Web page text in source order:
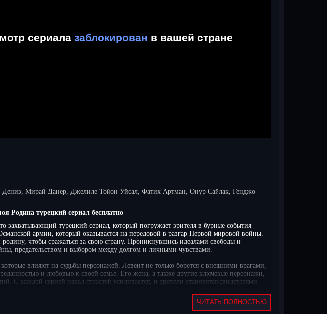
Дениз, Мирай Данер, Джелиле Тойон Уйсал, Фатих Артман, Онур Сайлак, Генджо
Родина турецкий сериал бесплатно
захватывающий турецкий сериал, который погружает зрителя в бурные события
армии, который оказывается на передовой в разгар Первой мировой войны.
чтобы сражаться за свою страну. Проникнувшись идеалами свободы и
предательством и выбором между долгом и личными чувствами.
влияют на судьбы персонажей. Левент не только борется с внешними врагами,
и любовью к своей семье. Его жена, а также другие ключевые персонажи,
С каждой серией накал страстей усиливается, и зрители становятся свидетелями
открытиями и сложными выборами. Для любителей турецкого кинематографа
который доступен для всех бесплатно и в хорошем качестве. Все серии подряд
ЧИТАТЬ ПОЛНОСТЬЮ